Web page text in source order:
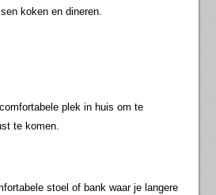
koken en dineren.
plek in huis om te
te komen.
stoel of bank waar je langere